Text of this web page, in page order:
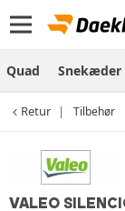
Quad Snekæder
Retur Tilbehør
VALEO